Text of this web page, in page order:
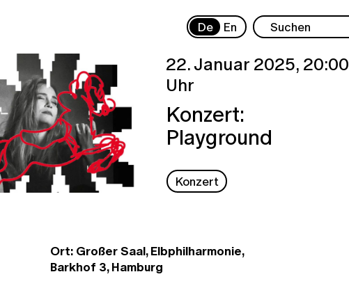
De En
22. Januar 2025,20:00
Uhr
Konzert:
Playground
Konzert
Ort: Großer Saal, Elbphilharmonie,
Barkhof 3, Hamburg